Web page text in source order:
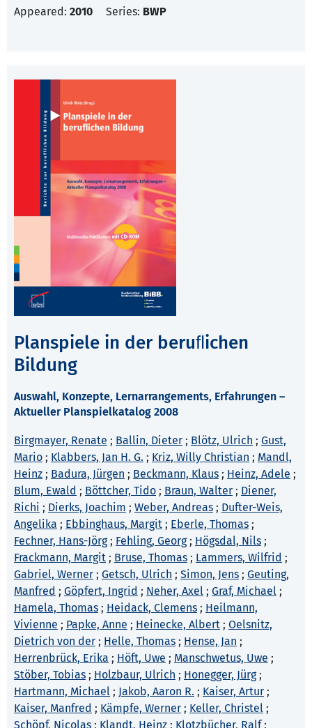
Appeared: 2010 Series: BWP
Planspiele in der beruﬂichen
Bildung
Auswahl, Konzepte, Lernarrangements, Erfahrungen –
Aktueller Planspielkatalog 2008
Birgmayer, Renate ; Ballin, Dieter ; Blötz, Ulrich ; Gust,
Mario ; Klabbers, Jan H. G. ; Kriz, Willy Christian ; Mandl,
Heinz ; Badura, Jürgen ; Beckmann, Klaus ; Heinz, Adele ;
Blum, Ewald ; Böttcher, Tido ; Braun, Walter ; Diener,
Richi ; Dierks, Joachim ; Weber, Andreas ; Dufter-Weis,
Angelika ; Ebbinghaus, Margit ; Eberle, Thomas ;
Fechner, Hans-Jörg; Fehling, Georg; Högsdal, Nils ;
Frackmann, Margit ; Bruse, Thomas ; Lammers, Wilfrid ;
Gabriel, Werner ; Getsch, Ulrich ; Simon, Jens ; Geuting,
Manfred ; Göpfert, Ingrid ; Neher, Axel ; Graf, Michael ;
Hamela, Thomas ; Heidack, Clemens ; Heilmann,
Vivienne ; Papke, Anne ; Heinecke, Albert ; Oelsnitz,
Dietrich von der ; Helle, Thomas ; Hense, Jan ;
Herrenbrück, Erika ; Höft, Uwe ; Manschwetus, Uwe ;
Stöber, Tobias ; Holzbaur, Ulrich ; Honegger, Jürg;
Hartmann, Michael ; Jakob, Aaron R. ; Kaiser, Artur ;
Kaiser, Manfred ; Kämpfe, Werner ; Keller, Christel ;
Schöpf, Nicolas ; Klandt, Heinz ; Klotzbücher, Ralf;